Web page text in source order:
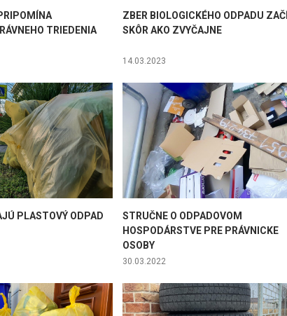
TRIEDENIA
ZBER BIOLOGICKÉHO ODPADU
SKÔR AKO ZVYČAJNE
14.03.2023
PLASTOVÝ ODPAD
STRUČNE O ODPADOVOM
HOSPODÁRSTVE PRE PRÁVNICKE
OSOBY
30.03.2022